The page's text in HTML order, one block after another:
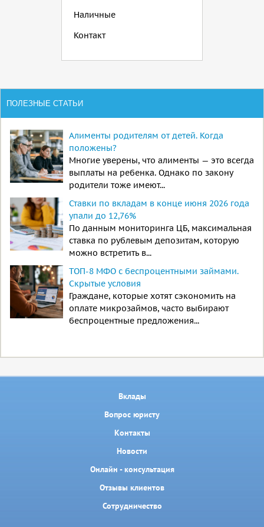
Наличные
Контакт
ПОЛЕЗНЫЕ СТАТЬИ
Алименты родителям от детей. Когда
положены?
Многие уверены, что алименты — это всегда
выплаты на ребенка. Однако по закону
родители тоже имеют...
Ставки по вкладам в конце июня 2026 года
упали до 12,76%
По данным мониторинга ЦБ, максимальная
ставка по рублевым депозитам, которую
можно встретить в...
ТОП-8 МФО с беспроцентными займами.
Скрытые условия
Граждане, которые хотят сэкономить на
оплате микрозаймов, часто выбирают
беспроцентные предложения...
Вклады
Вопрос юристу
Контакты
Новости
Онлайн - консультация
Отзывы клиентов
Сотрудничество